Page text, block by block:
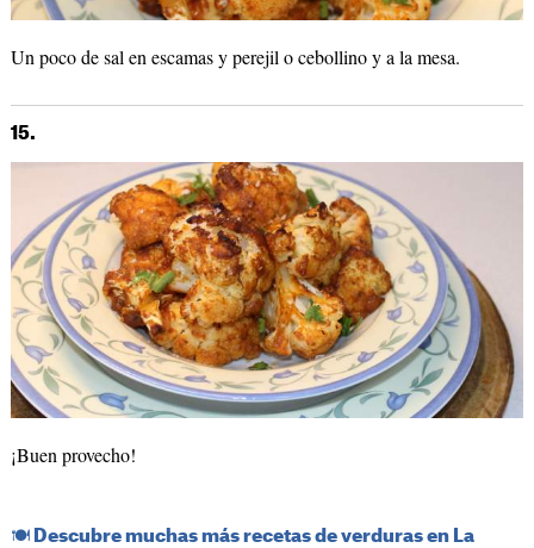
Un poco de sal en escamas y perejil o cebollino y a la mesa.
15.
¡Buen provecho!
​🍽️​ Descubre muchas más recetas de verduras en La